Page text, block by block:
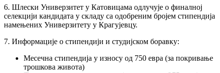
6. Шлески Универзитет у Катовицама одлучује о финалној
селекцији кандидата у складу са одобреним бројем стипендија
намењених Универзитету у Крагујевцу.
7. Информације о стипендији и студијском боравку:
Месечна стипендија у износу од 750 евра (за покривање
трошкова живота)